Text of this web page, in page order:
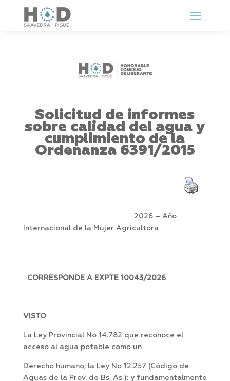
Solicitud de informes
sobre calidad del agua y
cumplimiento de la
Ordenanza 6391/2015
2026 – Año
Internacional de la Mujer Agricultora
CORRESPONDE A EXPTE 10043/2026
VISTO
La Ley Provincial No 14.782 que reconoce el
acceso al agua potable como un
Derecho humano; la Ley No 12.257 (Código de
Aguas de la Prov. de Bs. As.); y fundamentalmente